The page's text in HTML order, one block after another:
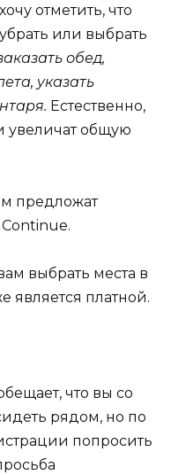
отметить, что
или выбрать
обед,
указать
Естественно,
увеличат общую
предложат
выбрать места в
является платной.
что вы со
рядом, но по
попросить